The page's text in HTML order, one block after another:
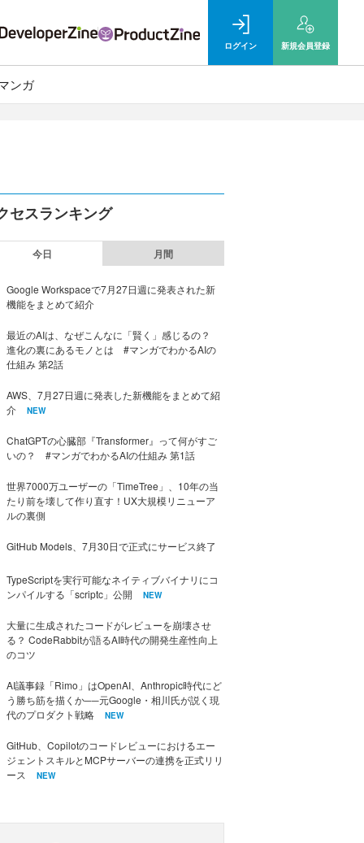
ログイン 新規会員登録
ンガ
セスランキング
今日 月間
Google Workspaceで7月27日週に発表された新
機能をまとめて紹介
最近のAIは、なぜこんなに「賢く」感じるの？
進化の裏にあるモノとは #マンガでわかるAIの
仕組み 第2話
AWS、7月27日週に発表した新機能をまとめて紹
介
NEW
ChatGPTの心臓部『Transformer』って何がすご
いの？ #マンガでわかるAIの仕組み 第1話
世界7000万ユーザーの「TimeTree」、10年の当
たり前を壊して作り直す！UX大規模リニューア
ルの裏側
GitHub Models、7月30日で正式にサービス終了
TypeScriptを実行可能なネイティブバイナリにコ
ンパイルする「scriptc」公開
NEW
大量に生成されたコードがレビューを崩壊させ
る？ CodeRabbitが語るAI時代の開発生産性向上
のコツ
AI議事録「Rimo」はOpenAI、Anthropic時代にど
う勝ち筋を描くか──元Google・相川氏が説く現
代のプロダクト戦略
NEW
GitHub、Copilotのコードレビューにおけるエー
ジェントスキルとMCPサーバーの連携を正式リリ
ース
NEW